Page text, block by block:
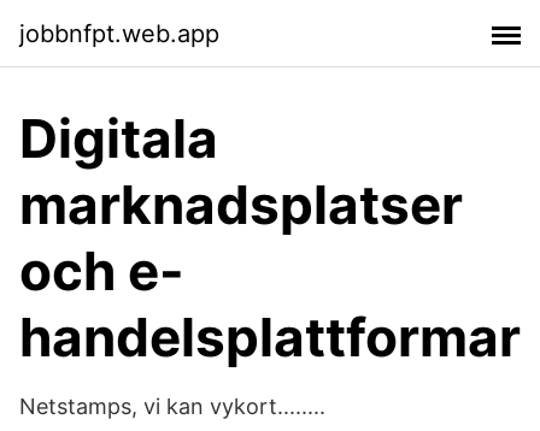
jobbnfpt.web.app
Digitala
marknadsplatser
och e-
handelsplattformar
Netstamps, vi kan vykort........